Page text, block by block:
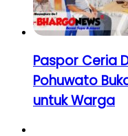
Paspor Ceria
Pohuwato
untuk Warga